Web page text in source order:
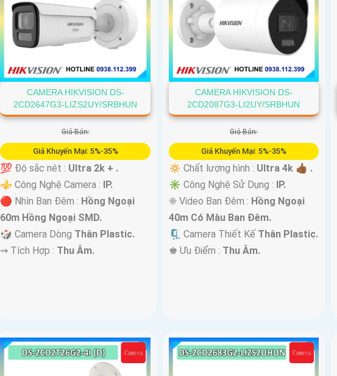
CAMERA HIKVISION DS-
2CD2647G3-LIZS2UY/SRBHUN
Giá Bán:
Giá Khuyến Mại: 5%-35%
💯 Độ sắc nét : Ultra 2k + .
⚜️ Công Nghệ Camera : IP.
🔴 Nhìn Ban Đêm : Hồng Ngoại
60m Hồng Ngoại SMD.
🎲 Camera Dòng Thân Plastic.
️⇝ Tích Hợp : Thu Âm.
CAMERA HIKVISION DS-
2CD2087G3-LI2UY/SRBHUN
Giá Bán:
Giá Khuyến Mại: 5%-35%
🔅 Chất lượng hình : Ultra 4k 👍🏾 .
✳️ Công Nghệ Sử Dụng : IP.
❈ Video Ban Đêm : Hồng Ngoại
40m Có Màu Ban Ðêm.
🗜️ Camera Thiết Kế Thân Plastic.
️♚ Ưu Điểm : Thu Âm.